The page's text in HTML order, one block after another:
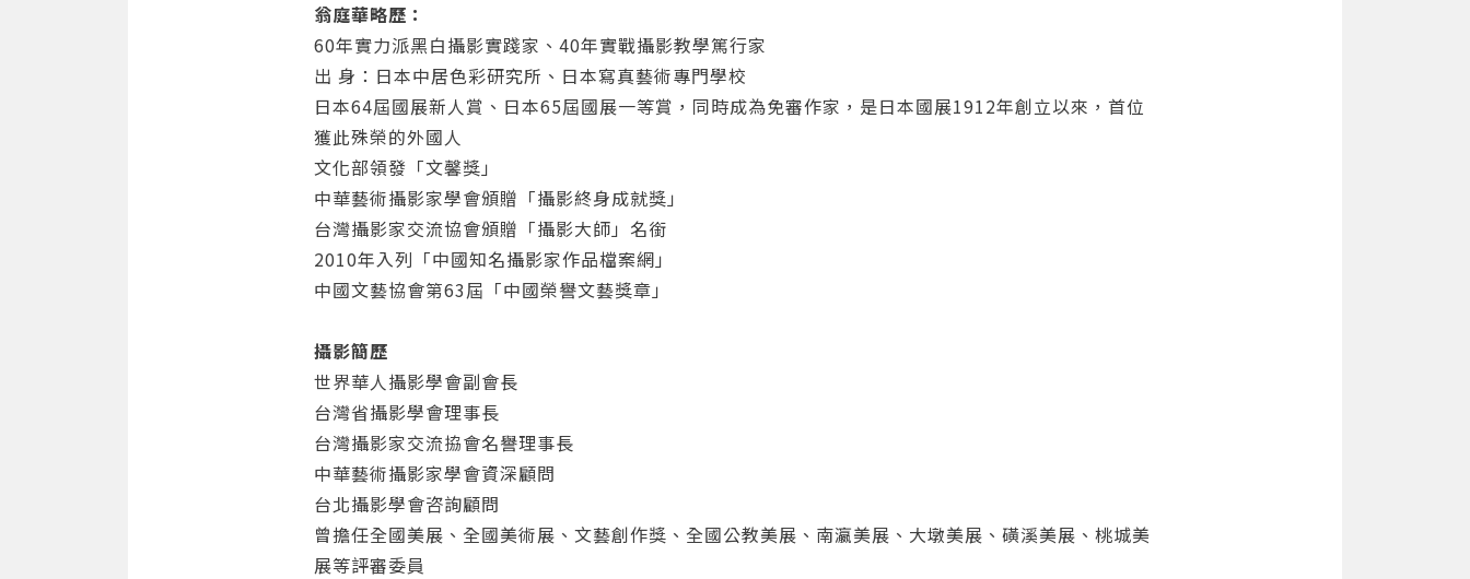
翁庭華略歷：
60年實力派黑白攝影實踐家、40年實戰攝影教學篤行家
出 身：日本中居色彩研究所、日本寫真藝術專門學校
日本64屆國展新人賞、日本65屆國展一等賞，同時成為免審作家，是日本國展1912年創立以來，首位
獲此殊榮的外國人
文化部領發「文馨獎」
中華藝術攝影家學會頒贈「攝影終身成就獎」
台灣攝影家交流協會頒贈「攝影大師」名銜
2010年入列「中國知名攝影家作品檔案網」
中國文藝協會第63屆「中國榮譽文藝獎章」
攝影簡歷
世界華人攝影學會副會長
台灣省攝影學會理事長
台灣攝影家交流拹會名譽理事長
中華藝術攝影家學會資深顧問
台北攝影學會咨詢顧問
曾擔任全國美展、全國美術展、文藝創作獎、全國公教美展、南瀛美展、大墩美展、磺溪美展、桃城美
展等評審委員